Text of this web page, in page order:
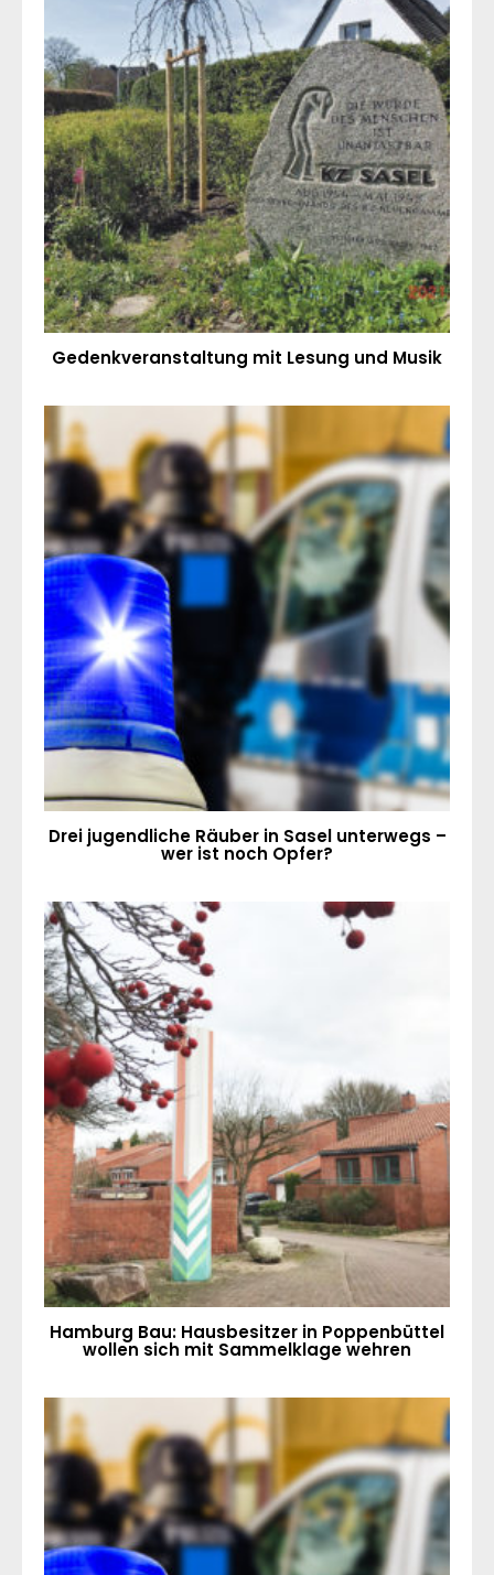
Gedenkveranstaltung mit Lesung und Musik
Drei jugendliche Räuber in Sasel unterwegs –
wer ist noch Opfer?
Hamburg Bau: Hausbesitzer in Poppenbüttel
wollen sich mit Sammelklage wehren